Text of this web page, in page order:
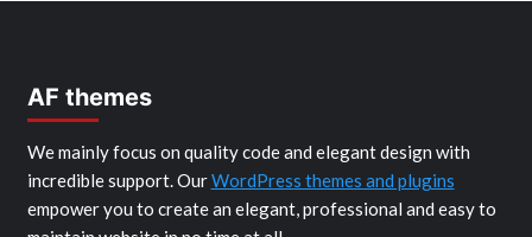
AF themes
We mainly focus on quality code and elegant design with
incredible support. OurWordPress themes and plugins
empower you to create an elegant, professional and easy to